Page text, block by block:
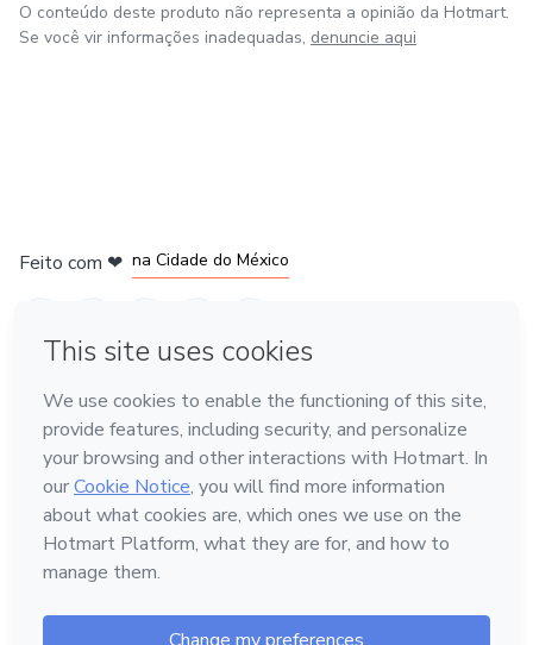
O conteúdo deste produto não representa a opinião da Hotmart.
Se você vir informações inadequadas, denuncie aqui
Feito com ❤ na Cidade do México
Conheça a Hotmart
Idioma
Português